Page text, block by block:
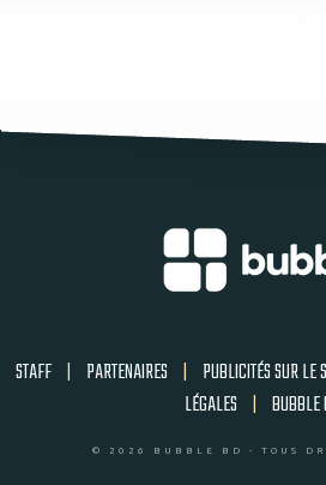
STAFF | PARTENAIRES | PUBLICITÉS SUR LE
LÉGALES |
© 2026 BUBBLE BD - TOUS